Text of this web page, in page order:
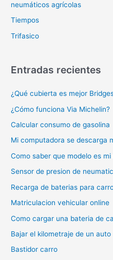
neumáticos agrícolas
Tiempos
Trifasico
Entradas recientes
¿Qué cubierta es mejor
¿Cómo funciona Via Michelin?
Calcular consumo de gasolina
Mi computadora se descarga
Como saber que modelo es
Sensor de presion de
Recarga de baterias para
Matriculacion vehicular online
Como cargar una bateria de
Bajar el kilometraje de un auto
Bastidor carro